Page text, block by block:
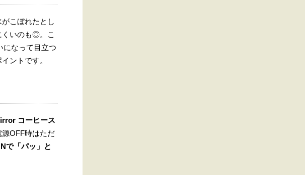
こぼれたとし
くいのも◎。こ
になって目立つ
ントです。
コーヒース
OFF時はただ
で「パッ」と